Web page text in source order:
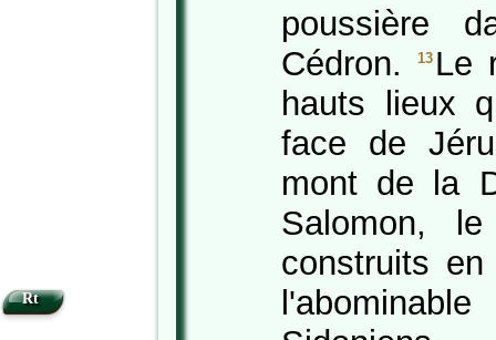
poussière
Cédron.
13 Le
hauts lieux
face de
mont de la
Salomon,
construits en
Rt